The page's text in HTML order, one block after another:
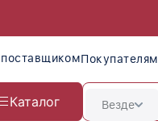
поставщикомПокупателям
Каталог Везде